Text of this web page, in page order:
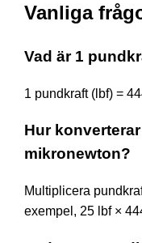
Vanliga
Vad är 1
1 pundkraft (lbf) =
Hur
mikronewton?
Multiplicera
exempel, 25 lbf ×